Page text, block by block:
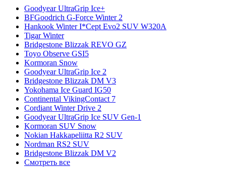
Goodyear UltraGrip Ice+
BFGoodrich G-Force Winter 2
Hankook Winter I*Cept Evo2 SUV W320A
Tigar Winter
Bridgestone Blizzak REVO GZ
Toyo Observe GSI5
Kormoran Snow
Goodyear UltraGrip Ice 2
Bridgestone Blizzak DM V3
Yokohama Ice Guard IG50
Continental VikingContact 7
Cordiant Winter Drive 2
Goodyear UltraGrip Ice SUV Gen-1
Kormoran SUV Snow
Nokian Hakkapeliitta R2 SUV
Nordman RS2 SUV
Bridgestone Blizzak DM V2
Смотреть все